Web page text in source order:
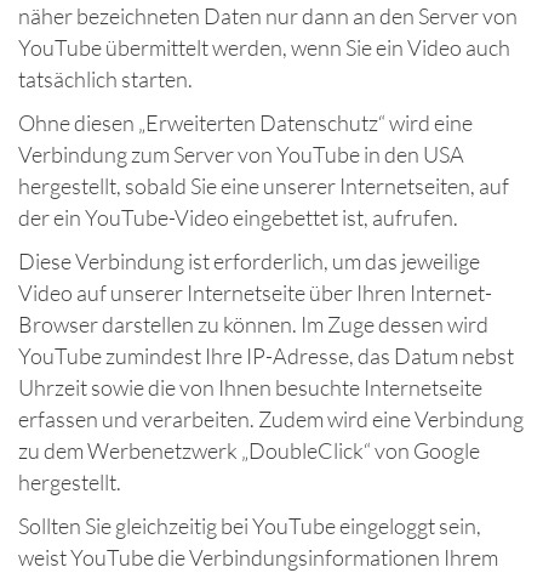
näher bezeichneten Daten nur dann an den Server von
YouTube übermittelt werden, wenn Sie ein Video auch
tatsächlich starten.
Ohne diesen „Erweiterten Datenschutz“ wird eine
Verbindung zum Server von YouTube in den USA
hergestellt, sobald Sie eine unserer Internetseiten, auf
der ein YouTube-Video eingebettet ist, aufrufen.
Diese Verbindung ist erforderlich, um das jeweilige
Video auf unserer Internetseite über Ihren Internet-
Browser darstellen zu können. Im Zuge dessen wird
YouTube zumindest Ihre IP-Adresse, das Datum nebst
Uhrzeit sowie die von Ihnen besuchte Internetseite
erfassen und verarbeiten. Zudem wird eine Verbindung
zu dem Werbenetzwerk „DoubleClick“ von Google
hergestellt.
Sollten Sie gleichzeitig bei YouTube eingeloggt sein,
weist YouTube die Verbindungsinformationen Ihrem